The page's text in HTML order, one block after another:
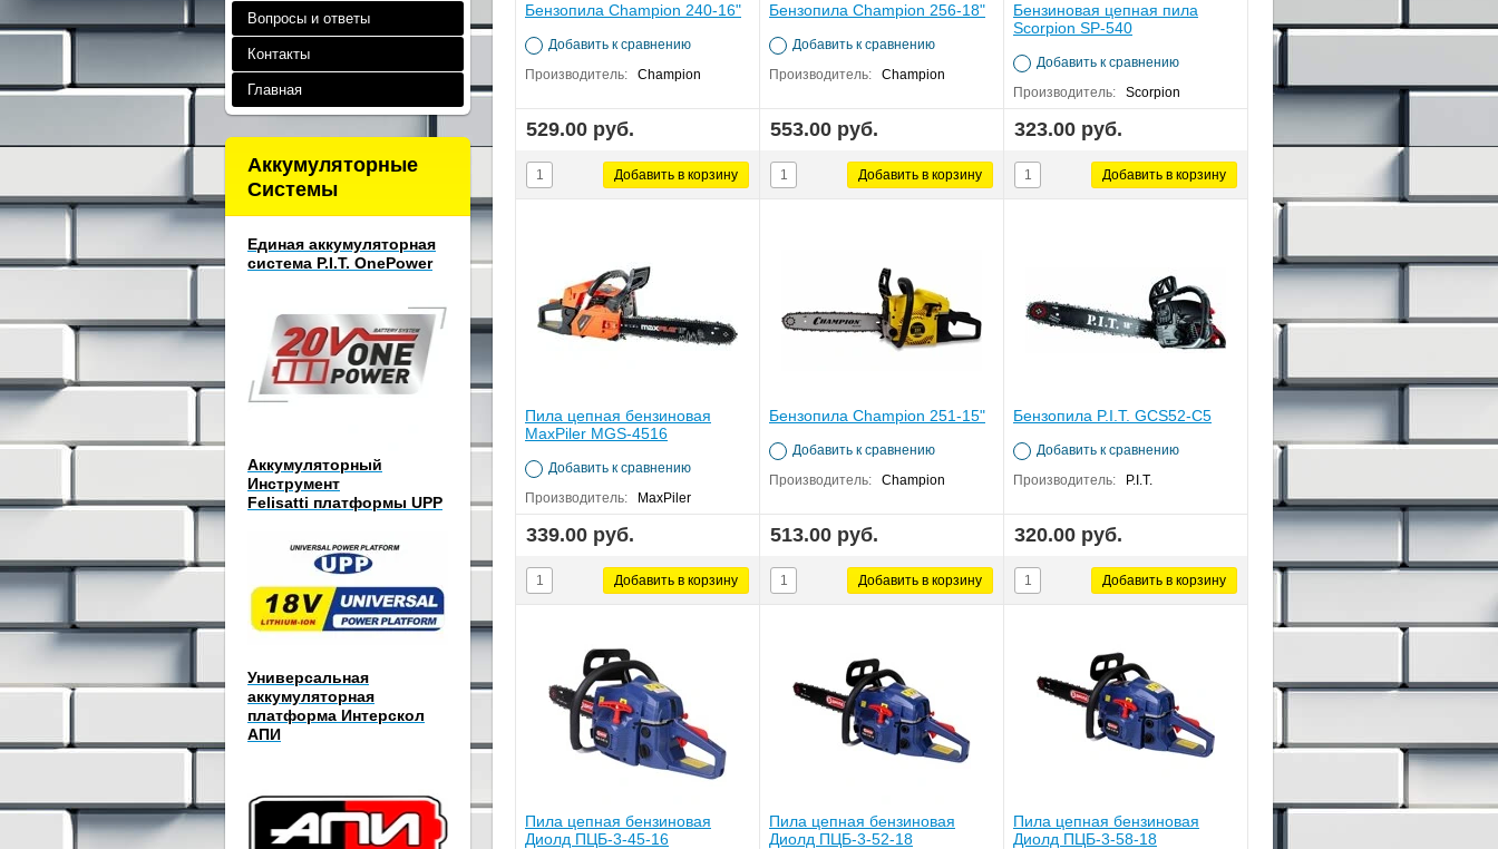
Вопросы и ответы
Контакты
Главная
Аккумуляторные
Системы
Единая аккумуляторная
система P.I.T. OnePower
Аккумуляторный
Инструмент
Felisatti платформы UPP
Универсальная
аккумуляторная
платформа Интерскол
АПИ
Бензопила Champion 240-16"
Добавить к сравнению
Производитель:
Champion
529.00 руб.
Бензопила Champion 256-18"
Добавить к сравнению
Производитель:
Champion
553.00 руб.
Бензиновая цепная пила
Scorpion SP-540
Добавить к сравнению
Производитель:
Scorpion
323.00 руб.
Пила цепная бензиновая
MaxPiler MGS-4516
Добавить к сравнению
Производитель:
MaxPiler
339.00 руб.
Бензопила Champion 251-15"
Добавить к сравнению
Производитель:
Champion
513.00 руб.
Бензопила P.I.T. GCS52-C5
Добавить к сравнению
Производитель:
P.I.T.
320.00 руб.
Пила цепная бензиновая
Диолд ПЦБ-3-45-16
Пила цепная бензиновая
Диолд ПЦБ-3-52-18
Пила цепная бензиновая
Диолд ПЦБ-3-58-18